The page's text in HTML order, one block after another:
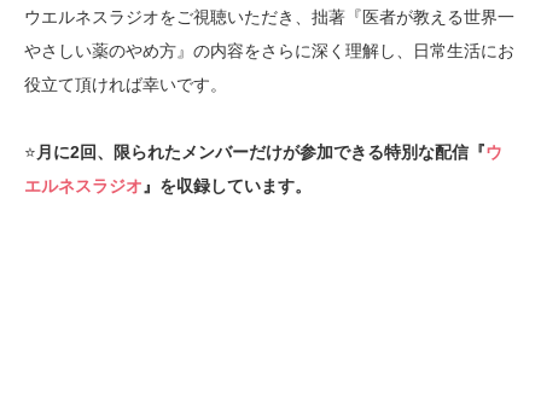
ウエルネスラジオをご視聴いただき、拙著『医者が教える世界一
やさしい薬のやめ方』の内容をさらに深く理解し、日常生活にお
役立て頂ければ幸いです。
⭐️ 月に2回、限られたメンバーだけが参加できる特別な配信『ウ
エルネスラジオ 』を収録しています。